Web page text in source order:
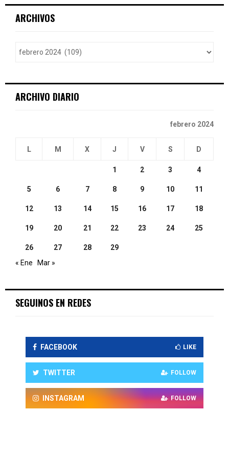
h
ARCHIVOS
ARCHIVO DIARIO
febrero 2024
L M X J V S D
1 2 3 4
5 6 7 8 9 10 11
12 13 14 15 16 17 18
19 20 21 22 23 24 25
26 27 28
29
« Ene
Mar »
SEGUINOS EN REDES
FACEBOOK LIKE
TWITTER FOLLOW
INSTAGRAM FOLLOW